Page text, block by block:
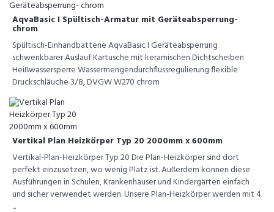
AqvaBasic I Spültisch-Armatur mit Geräteabsperrung-
chrom
Spültisch-Einhandbatterie AqvaBasic I Geräteabsperrung
schwenkbarer Auslauf Kartusche mit keramischen Dichtscheiben
Heißwassersperre Wassermengendurchflussregulierung flexible
Druckschläuche 3/8, DVGW W270 chrom
Vertikal Plan Heizkörper Typ 20 2000mm x 600mm
Vertikal-Plan-Heizkörper Typ 20 Die Plan-Heizkörper sind dort
perfekt einzusetzen, wo wenig Platz ist. Außerdem können diese
Ausführungen in Schulen, Krankenhäuser und Kindergärten einfach
und sicher verwendet werden. Unsere Plan-Heizkörper werden mit 4
...